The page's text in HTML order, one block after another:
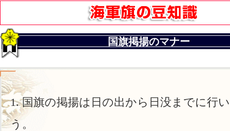
国旗掲揚のマナー
国旗の掲揚は日の出から日没までに行
う。